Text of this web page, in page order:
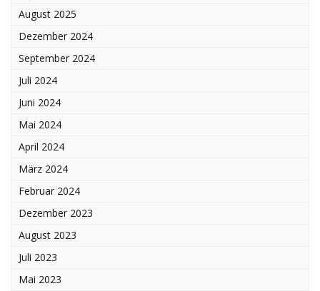
August 2025
Dezember 2024
September 2024
Juli 2024
Juni 2024
Mai 2024
April 2024
März 2024
Februar 2024
Dezember 2023
August 2023
Juli 2023
Mai 2023